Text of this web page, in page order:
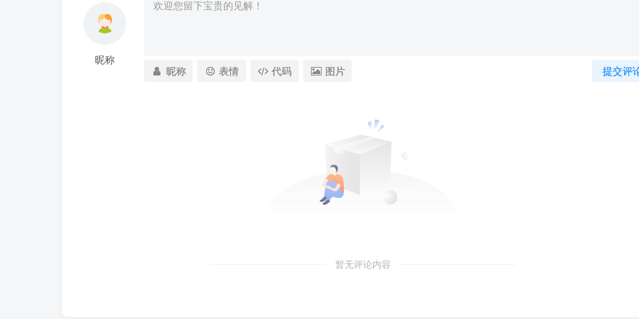
昵称
提交评
昵称 表情 代码 图片
暂无评论内容